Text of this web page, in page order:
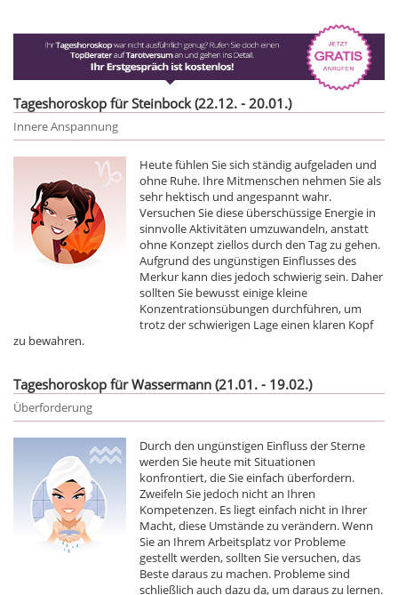
Tageshoroskop für Steinbock (22.12. - 20.01.)
Innere Anspannung
Heute fühlen Sie sich ständig aufgeladen und
ohne Ruhe. Ihre Mitmenschen nehmen Sie als
sehr hektisch und angespannt wahr.
Versuchen Sie diese überschüssige Energie in
sinnvolle Aktivitäten umzuwandeln, anstatt
ohne Konzept ziellos durch den Tag zu gehen.
Aufgrund des ungünstigen Einflusses des
Merkur kann dies jedoch schwierig sein. Daher
sollten Sie bewusst einige kleine
Konzentrationsübungen durchführen, um
trotz der schwierigen Lage einen klaren Kopf
zu bewahren.
Tageshoroskop für Wassermann (21.01. - 19.02.)
Überforderung
Durch den ungünstigen Einfluss der Sterne
werden Sie heute mit Situationen
konfrontiert, die Sie einfach überfordern.
Zweifeln Sie jedoch nicht an Ihren
Kompetenzen. Es liegt einfach nicht in Ihrer
Macht, diese Umstände zu verändern. Wenn
Sie an Ihrem Arbeitsplatz vor Probleme
gestellt werden, sollten Sie versuchen, das
Beste daraus zu machen. Probleme sind
schließlich auch dazu da, um daraus zu lernen.